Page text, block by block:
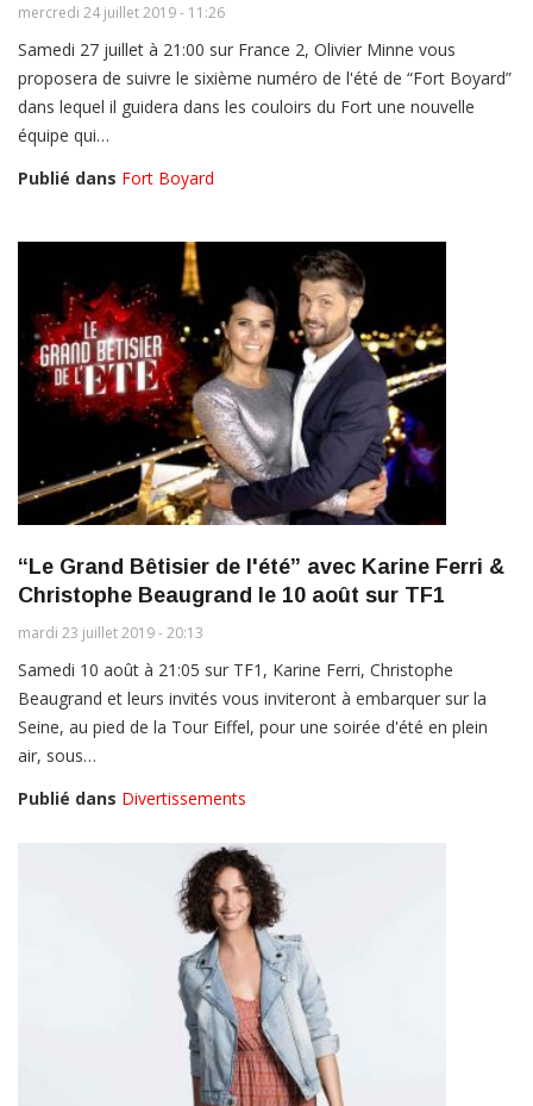
mercredi 24 juillet 2019 - 11:26
Samedi 27 juillet à 21:00 sur France 2, Olivier Minne vous
proposera de suivre le sixième numéro de l'été de “Fort Boyard”
dans lequel il guidera dans les couloirs du Fort une nouvelle
équipe qui…
Publié dans Fort Boyard
“Le Grand Bêtisier de l'été” avec Karine Ferri &
Christophe Beaugrand le 10 août sur TF1
mardi 23 juillet 2019 - 20:13
Samedi 10 août à 21:05 sur TF1, Karine Ferri, Christophe
Beaugrand et leurs invités vous inviteront à embarquer sur la
Seine, au pied de la Tour Eiffel, pour une soirée d'été en plein
air, sous…
Publié dans Divertissements